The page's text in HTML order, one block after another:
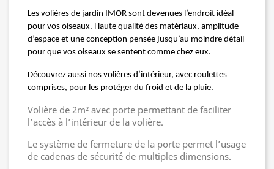
Les volières de jardin IMOR sont devenues l’endroit idéal
pour vos oiseaux. Haute qualité des matériaux, amplitude
d’espace et une conception pensée jusqu’au moindre détail
pour que vos oiseaux se sentent comme chez eux.
Découvrez aussi nos volières d’intérieur, avec roulettes
comprises, pour les protéger du froid et de la pluie.
Volière de 2m² avec porte permettant de faciliter
l’accès à l’intérieur de la volière.
Le système de fermeture de la porte permet l’usage
de cadenas de sécurité de multiples dimensions.